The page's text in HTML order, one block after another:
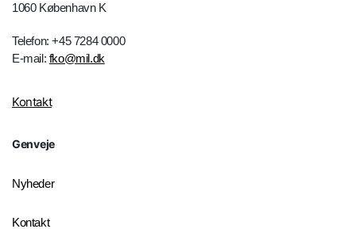
1060 København K
Telefon: +45 7284 0000
E-mail: fko@mil.dk
Kontakt
Genveje
Nyheder
Kontakt